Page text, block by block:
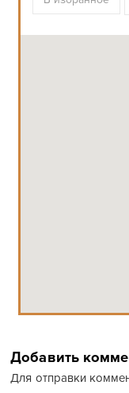
Добавить
Для отправки